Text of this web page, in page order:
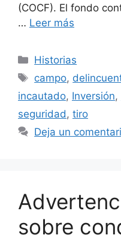
(COCF). El fondo
… Leer más
Categorías
Historias
Etiquetas
campo,
incautado, Inversión,
seguridad, tiro
Deja un
sobre